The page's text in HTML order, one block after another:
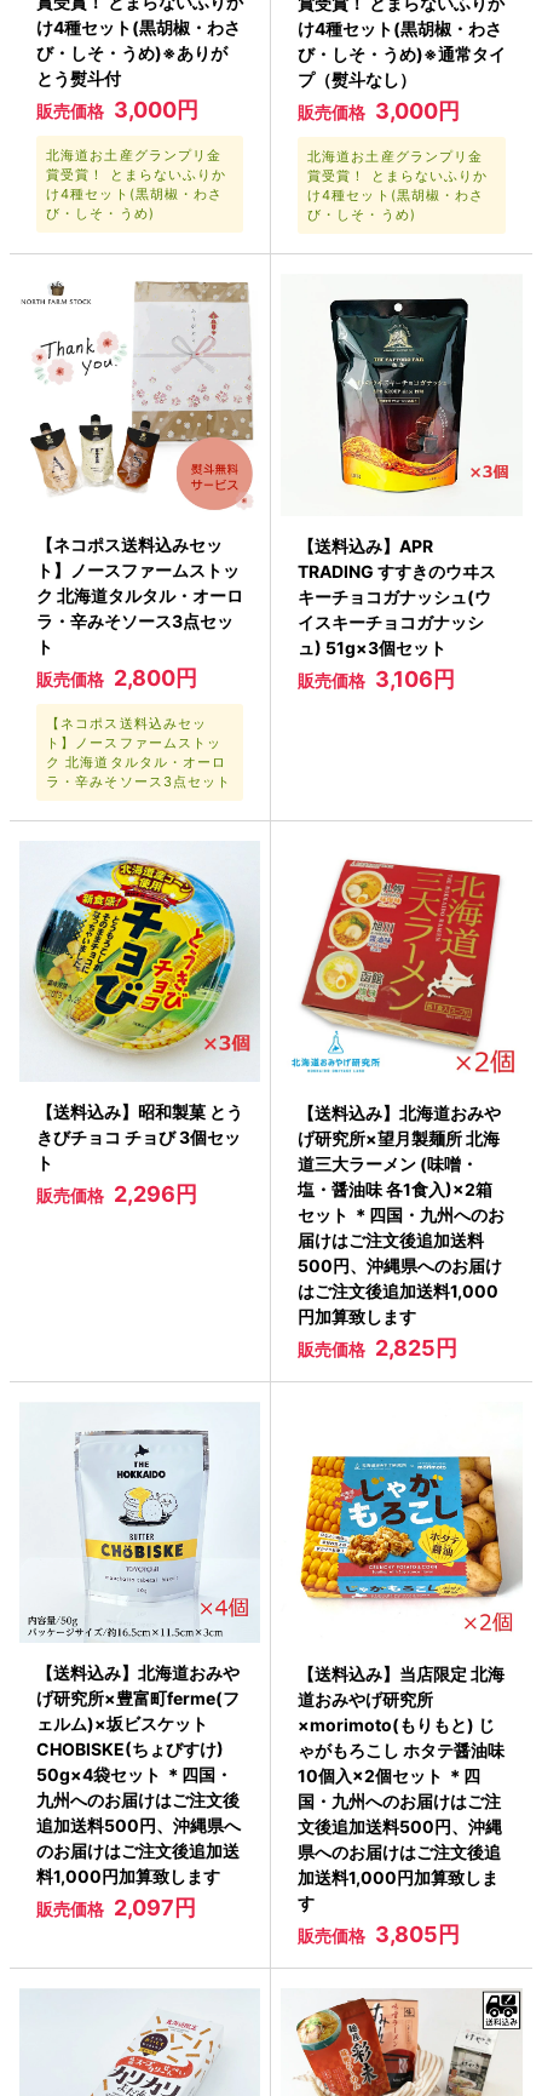
け4種セット(黒胡椒・わさ
び・しそ・うめ)※ありが
とう熨斗付
販売価格 3,000円
北海道お土産グランプリ金
賞受賞！ とまらないふりか
け4種セット(黒胡椒・わさ
び・しそ・うめ)
け4種セット(黒胡椒・わさ
び・しそ・うめ)※通常タイ
プ（熨斗なし）
販売価格 3,000円
北海道お土産グランプリ金
賞受賞！ とまらないふりか
け4種セット(黒胡椒・わさ
び・しそ・うめ)
【ネコポス送料込みセッ
ト】ノースファームストッ
ク 北海道タルタル・オーロ
ラ・辛みそソース3点セッ
ト
販売価格 2,800円
【ネコポス送料込みセッ
ト】ノースファームストッ
ク 北海道タルタル・オーロ
ラ・辛みそソース3点セット
【送料込み】APR
TRADING すすきのウヰス
キーチョコガナッシュ(ウ
イスキーチョコガナッシ
ュ) 51g×3個セット
販売価格 3,106円
【送料込み】昭和製菓 とう
きびチョコ チョび 3個セッ
ト
販売価格 2,296円
【送料込み】北海道おみや
げ研究所×望月製麺所 北海
道三大ラーメン (味噌・
塩・醤油味 各1食入)×2箱
セット ＊四国・九州へのお
届けはご注文後追加送料
500円、沖縄県へのお届け
はご注文後追加送料1,000
円加算致します
販売価格 2,825円
【送料込み】北海道おみや
げ研究所×豊富町ferme(フ
ェルム)×坂ビスケット
CHOBISKE(ちょびすけ)
50g×4袋セット ＊四国・
九州へのお届けはご注文後
追加送料500円、沖縄県へ
のお届けはご注文後追加送
料1,000円加算致します
販売価格 2,097円
【送料込み】当店限定 北海
道おみやげ研究所
×morimoto(もりもと) じ
ゃがもろこし ホタテ醤油味
10個入×2個セット ＊四
国・九州へのお届けはご注
文後追加送料500円、沖縄
県へのお届けはご注文後追
加送料1,000円加算致しま
す
販売価格 3,805円